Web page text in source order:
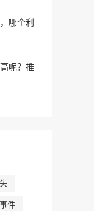
哪个利
呢？推
件